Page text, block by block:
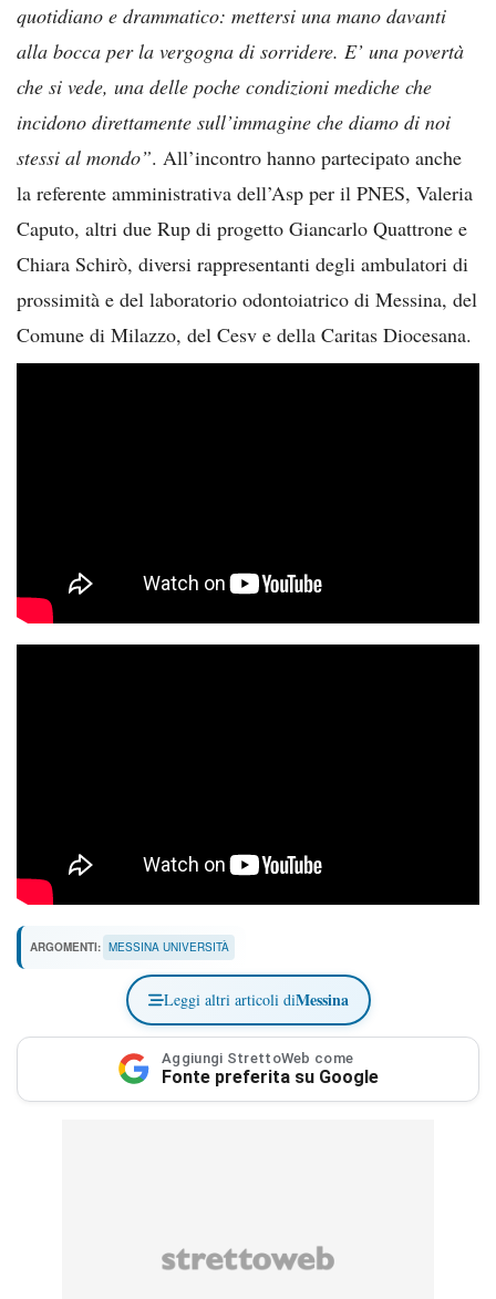
quotidiano e drammatico: mettersi una mano davanti
alla bocca per la vergogna di sorridere. E’ una povertà
che si vede, una delle poche condizioni mediche che
incidono direttamente sull’immagine che diamo di noi
stessi al mondo”. All’incontro hanno partecipato anche
la referente amministrativa dell’Asp per il PNES, Valeria
Caputo, altri due Rup di progetto Giancarlo Quattrone e
Chiara Schirò, diversi rappresentanti degli ambulatori di
prossimità e del laboratorio odontoiatrico di Messina, del
Comune di Milazzo, del Cesv e della Caritas Diocesana.
ARGOMENTI: MESSINA UNIVERSITÀ
Leggi altri articoli diMessina
Aggiungi StrettoWeb come
Fonte preferita su Google